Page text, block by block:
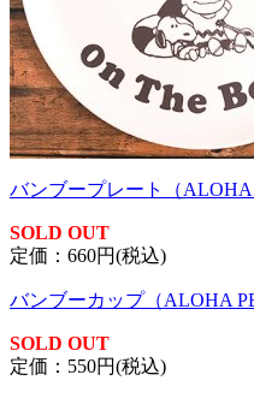
バンブープレート（ALOHA
SOLD OUT
定価：660円(税込)
バンブーカップ（ALOHA
SOLD OUT
定価：550円(税込)